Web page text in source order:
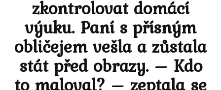
zkontrolovat domácí
výuku. Paní s přísným
obličejem vešla a zůstala
stát před obrazy. – Kdo